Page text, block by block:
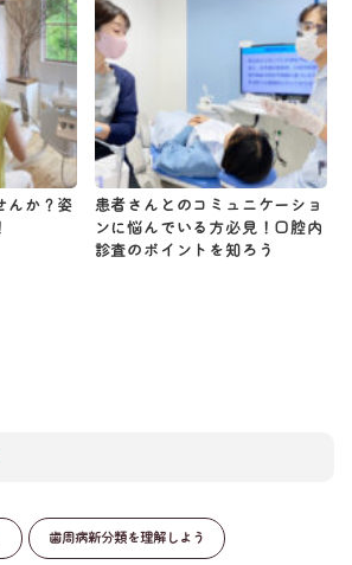
んか？姿
患者さんとのコミュニケーショ
ンに悩んでいる方必見！口腔内
診査のポイントを知ろう
歯周病新分類を理解しよう